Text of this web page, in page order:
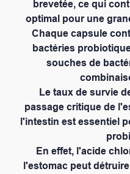
brevetée, ce qui
optimal pour une
Chaque capsule
bactéries
souches de
Le taux de survie
passage critique de
l'intestin est essentiel
En effet, l'acide
l'estomac peut